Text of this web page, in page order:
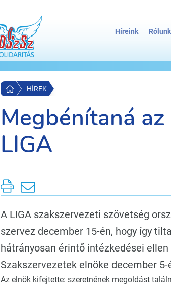
Híreink
HÍREK
Megbénítaná
LIGA
A LIGA szakszervezeti szövetség
szervez december 15-én, hogy így
hátrányosan érintő intézkedései
Szakszervezetek elnöke december
Az elnök kifejtette: szeretnének megoldást